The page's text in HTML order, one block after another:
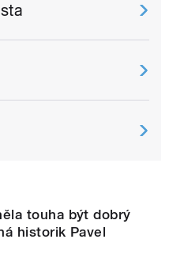
touha být dobrý
historik Pavel